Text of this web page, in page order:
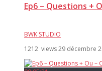
Ep6 – Questions +
BWK STUDIO
1212 views29 décembre